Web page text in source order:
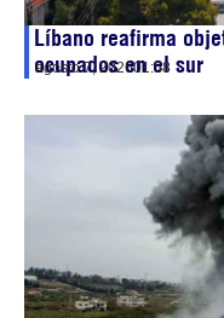
Líbano reafirma
ocupados en el sur
agosto 7, 202601:58